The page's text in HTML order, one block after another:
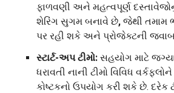
ફાળવણી અને મહત્વપૂર્ણ
શેરિંગ સુગમ બનાવે છે, જેથી તમામ
પર રહી શકે અને પ્રોજેક્ટની
સ્ટાર્ટ-અપ ટીમો: સહયોગ માટે
ધરાવતી નાની ટીમો વિવિધ
કોષ્ટકનો ઉપયોગ કરી શકે છે.